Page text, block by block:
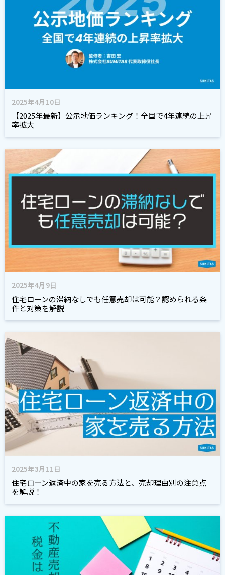
2025年4月10日
【2025年最新】公示地価ランキング！全国で4年連続の上昇
率拡大
2025年4月9日
住宅ローンの滞納なしでも任意売却は可能？認められる条
件と対策を解説
2025年3月11日
住宅ローン返済中の家を売る方法と、売却理由別の注意点
を解説！